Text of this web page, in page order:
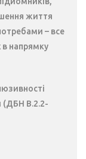
життя
– все
в напрямку
(ДБН В.2.2-